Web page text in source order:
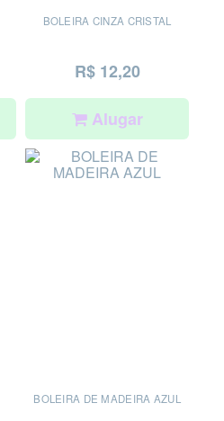
BOLEIRA CINZA CRISTAL
R$ 12,20
Alugar
BOLEIRA DE MADEIRA AZUL